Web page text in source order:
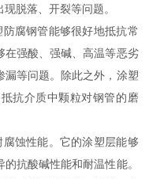
脱落、开裂等问题。
腐钢管能够很好地抵抗常
在强酸、强碱、高温等恶劣
漏等问题。除此之外，涂塑
抗介质中颗粒对钢管的磨
蚀性能。它的涂塑层能够
抗酸碱性能和耐温性能。